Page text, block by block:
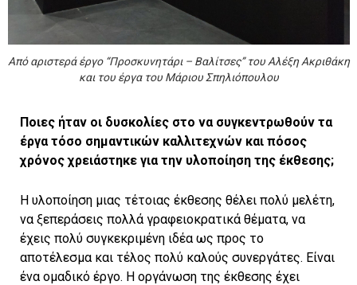
Από αριστερά έργo “Προσκυνητάρι – Βαλίτσες” του Αλέξη Ακριθάκη
και του έργα του Μάριου Σπηλιόπουλου
Ποιες ήταν οι δυσκολίες στο να συγκεντρωθούν τα
έργα τόσο σημαντικών καλλιτεχνών και πόσος
χρόνος χρειάστηκε για την υλοποίηση της έκθεσης;
Η υλοποίηση μιας τέτοιας έκθεσης θέλει πολύ μελέτη,
να ξεπεράσεις πολλά γραφειοκρατικά θέματα, να
έχεις πολύ συγκεκριμένη ιδέα ως προς το
αποτέλεσμα και τέλος πολύ καλούς συνεργάτες. Είναι
ένα ομαδικό έργο. Η οργάνωση της έκθεσης έχει